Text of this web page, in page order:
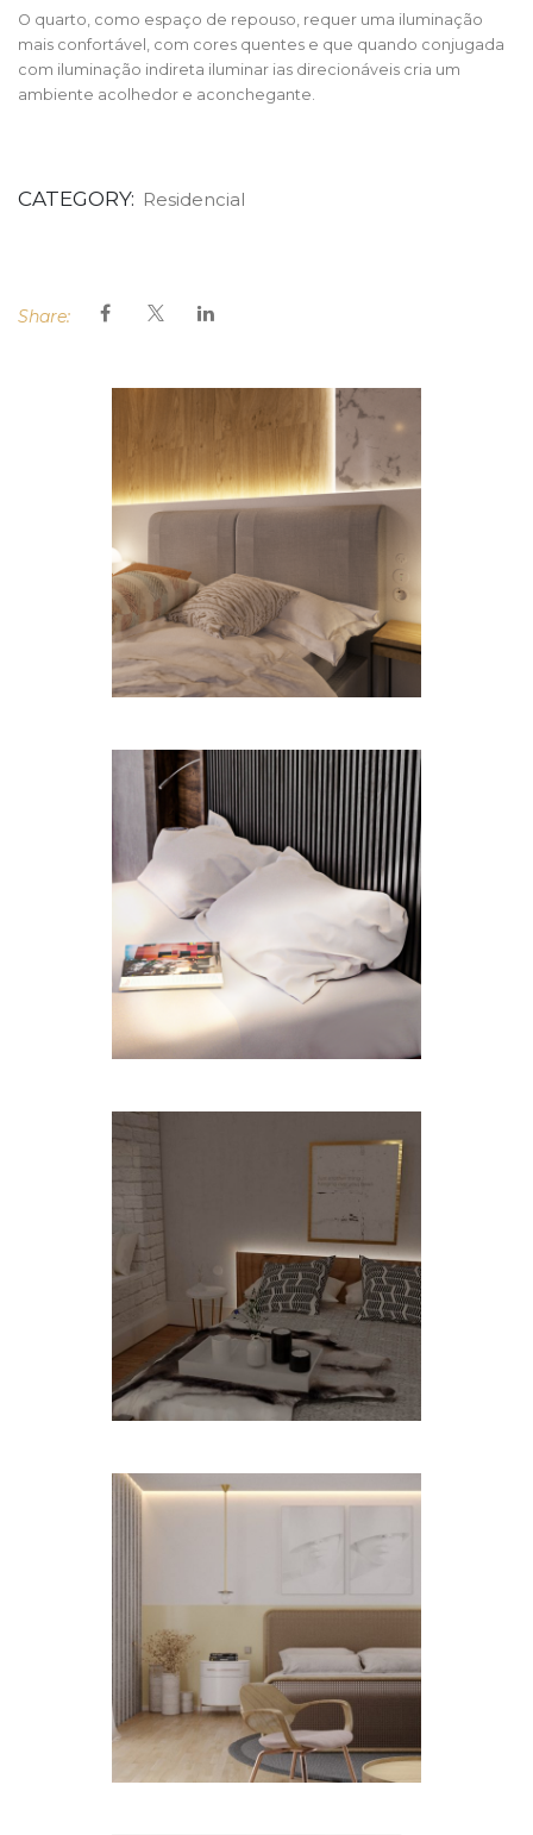
O quarto, como espaço de repouso, requer uma iluminação
mais confortável, com cores quentes e que quando conjugada
com iluminação indireta iluminar ias direcionáveis cria um
ambiente acolhedor e aconchegante.
CATEGORY: Residencial
Share: